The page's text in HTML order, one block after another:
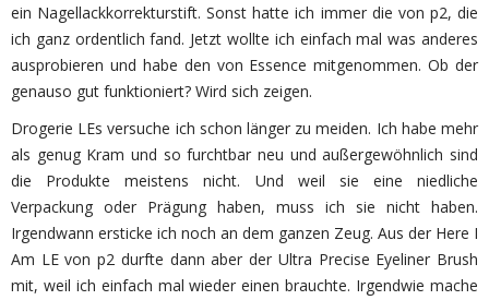
ein Nagellackkorrekturstift. Sonst hatte ich immer die von p2, die
ich ganz ordentlich fand. Jetzt wollte ich einfach mal was anderes
ausprobieren und habe den von Essence mitgenommen. Ob der
genauso gut funktioniert? Wird sich zeigen.
Drogerie LEs versuche ich schon länger zu meiden. Ich habe mehr
als genug Kram und so furchtbar neu und außergewöhnlich sind
die Produkte meistens nicht. Und weil sie eine niedliche
Verpackung oder Prägung haben, muss ich sie nicht haben.
Irgendwann ersticke ich noch an dem ganzen Zeug. Aus der Here I
Am LE von p2 durfte dann aber der Ultra Precise Eyeliner Brush
mit, weil ich einfach mal wieder einen brauchte. Irgendwie mache